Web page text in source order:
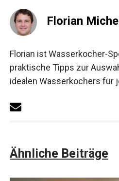
Florian Michel
Florian ist Wasserkocher-
praktische Tipps zur
idealen Wasserkochers für
Ähnliche Beiträge